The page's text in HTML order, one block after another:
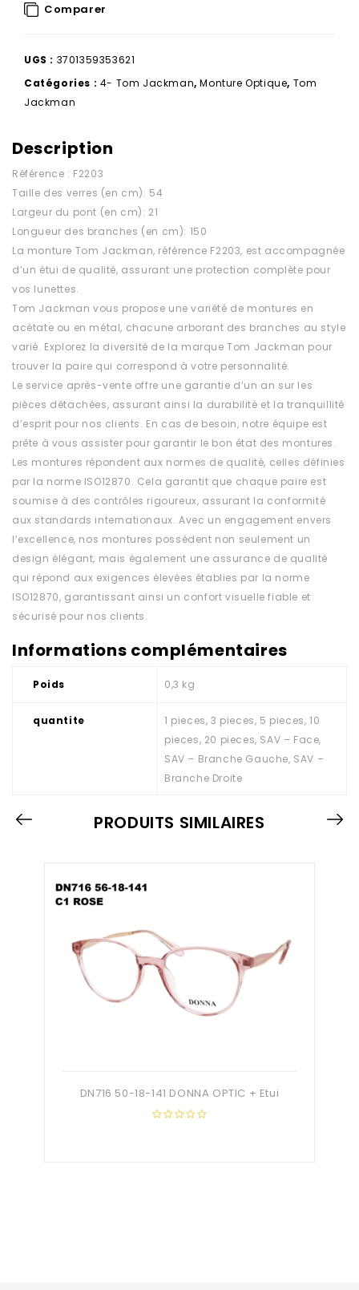
Comparer
UGS : 3701359353621
Catégories : 4- Tom Jackman,Monture Optique, Tom
Jackman
Description
Référence : F2203
Taille des verres (en cm): 54
Largeur du pont (en cm): 21
Longueur des branches (en cm): 150
La monture Tom Jackman, référence F2203, est accompagnée
d’un étui de qualité, assurant une protection complète pour
vos lunettes.
Tom Jackman vous propose une variété de montures en
acétate ou en métal, chacune arborant des branches au style
varié. Explorez la diversité de la marque Tom Jackman pour
trouver la paire qui correspond à votre personnalité.
Le service après-vente offre une garantie d’un an sur les
pièces détachées, assurant ainsi la durabilité et la tranquillité
d’esprit pour nos clients. En cas de besoin, notre équipe est
prête à vous assister pour garantir le bon état des montures.
Les montures répondent aux normes de qualité, celles définies
par la norme ISO12870. Cela garantit que chaque paire est
soumise à des contrôles rigoureux, assurant la conformité
aux standards internationaux. Avec un engagement envers
l’excellence, nos montures possèdent non seulement un
design élégant, mais également une assurance de qualité
qui répond aux exigences élevées établies par la norme
ISO12870, garantissant ainsi un confort visuelle fiable et
sécurisé pour nos clients.
Informations complémentaires
Poids 0,3 kg
quantite
1 pieces, 3 pieces, 5 pieces, 10
pieces, 20 pieces, SAV – Face,
SAV – Branche Gauche, SAV –
Branche Droite
PRODUITS SIMILAIRES
DN716 50-18-141 DONNA OPTIC + Etui